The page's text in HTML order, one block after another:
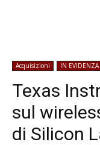
Acquisizioni IN EVIDENZA
Texas
sul
di Silicon